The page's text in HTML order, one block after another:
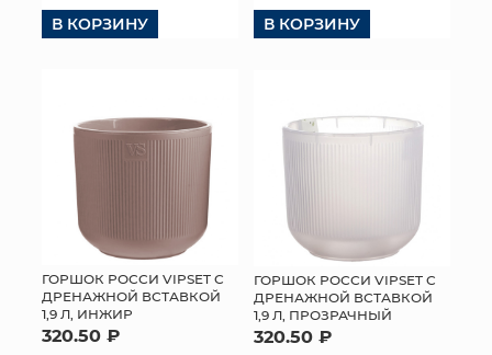
В КОРЗИНУ В КОРЗИНУ
ГОРШОК РОССИ VIPSET С
ДРЕНАЖНОЙ ВСТАВКОЙ
1,9 Л, ИНЖИР
320.50 ₽
ГОРШОК РОССИ VIPSET С
ДРЕНАЖНОЙ ВСТАВКОЙ
1,9 Л, ПРОЗРАЧНЫЙ
320.50 ₽